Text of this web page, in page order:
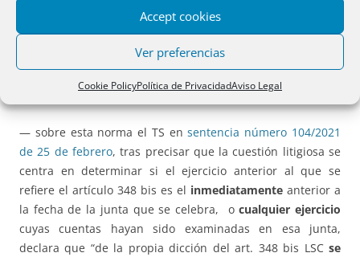
Accept cookies
Ver preferencias
Cookie PolicyPolítica de PrivacidadAviso Legal
reparto de beneficios si no se acuerda por la junta “la
distribución como dividendo de, al menos, un tercio de los
beneficios propios de la explotación del objeto social
obtenidos durante elejercicio anterior, que sean
legalmente repartibles»;
— sobre esta norma el TS ensentencia número 104/2021
de 25 de febrero, tras precisar que la cuestión litigiosa se
centra en determinar si el ejercicio anterior al que se
refiere el artículo 348 bis es el inmediatamente anterior a
la fecha de la junta que se celebra, ocualquier ejercicio
cuyas cuentas hayan sido examinadas en esa junta,
declara que “de la propia dicción del art. 348 bis LSC se